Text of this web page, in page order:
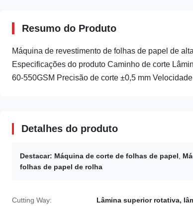
Resumo do Produto
Máquina de revestimento de folhas de papel de
Especificações do produto Caminho de corte
60-550GSM Precisão de corte ±0,5 mm Velocidade
Detalhes do produto
Destacar: Máquina de corte de folhas de papel
folhas de papel de rolha
Cutting Way:
Lâmina superior rotativa,